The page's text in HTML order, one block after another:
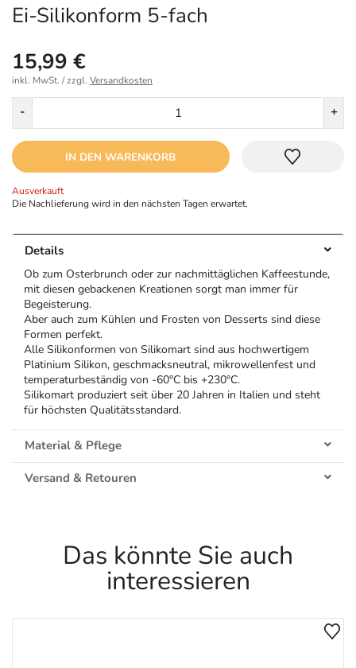
Ei-Silikonform 5-fach
15,99 €
inkl. MwSt. / zzgl. Versandkosten
- +
IN DEN WARENKORB
Ausverkauft
Die Nachlieferung wird in den nächsten Tagen erwartet.
Details
Ob zum Osterbrunch oder zur nachmittäglichen Kaffeestunde,
mit diesen gebackenen Kreationen sorgt man immer für
Begeisterung.
Aber auch zum Kühlen und Frosten von Desserts sind diese
Formen perfekt.
Alle Silikonformen von Silikomart sind aus hochwertigem
Platinium Silikon, geschmacksneutral, mikrowellenfest und
temperaturbeständig von -60°C bis +230°C.
Silikomart produziert seit über 20 Jahren in Italien und steht
für höchsten Qualitätsstandard.
Material & Pflege
Versand & Retouren
Das könnte Sie auch
interessieren